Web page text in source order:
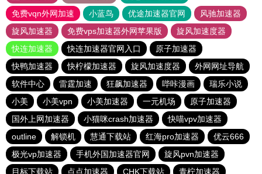
免费vqn外网加速
小蓝鸟 优途加速器官网
风驰加速器
旋风加速器
免费vps加速器外网苹果版
旋风加速度器
快连加速器
快连加速器官网入口
原子加速器
快鸭加速器
快柠檬加速器 旋风加速度器
外网网址导航
软件中心
雷霆加速 狂飙加速器 哔咔漫画
瑞乐小说
小美
小美vpn 小美加速器 一元机场
原子加速器
国外上网加速器
小猫咪crash加速器
快喵vpv加速器
outline
解锁机 慧通下载站 红海pro加速器
优云666
极光vp加速器
手机外国加速器官网
旋风pvn加速器
目标下载站
点点加速器 CHK下载站 青柠加速器